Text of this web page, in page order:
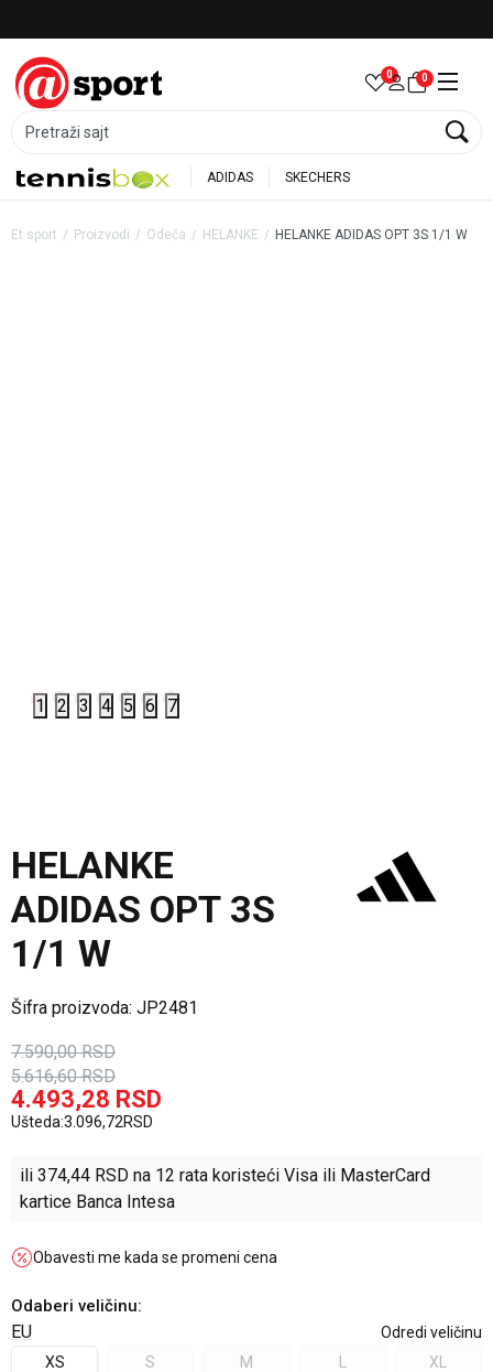
Pretraži sajt
0 0
ADIDAS SKECHERS
Et sport Proizvodi Odeća HELANKE HELANKE ADIDAS OPT 3S 1/1 W
1 2 3 4 5 6 7
HELANKE
ADIDAS OPT 3S
1/1 W
Šifra proizvoda: JP2481
7.590,00 RSD
5.616,60 RSD
4.493,28 RSD
Ušteda:3.096,72RSD
ili 374,44 RSD na 12 rata koristeći Visa ili MasterCard
kartice Banca Intesa
Obavesti me kada se promeni cena
Odaberi veličinu:
EU
Odredi veličinu
XS
S M XL